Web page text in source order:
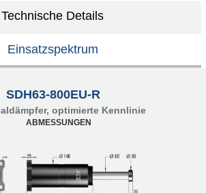
Technische Details
Einsatzspektrum
SDH63-800EU-R
optimierte Kennlinie
ABMESSUNGEN